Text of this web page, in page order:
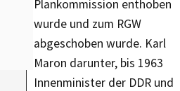
Plankommission enthoben
wurde und zum RGW
abgeschoben wurde. Karl
Maron darunter, bis 1963
Innenminister der DDR und